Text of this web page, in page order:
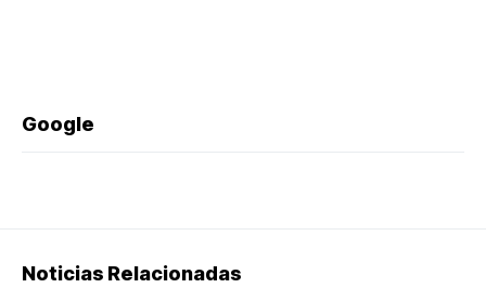
Google
Noticias Relacionadas